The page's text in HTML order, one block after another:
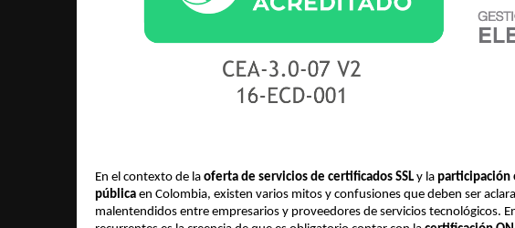
En el contexto de la oferta de servicios de certificados SSLy la participación
pública en Colombia, existen varios mitos y confusiones que deben ser
malentendidos entre empresarios y proveedores de servicios tecnológicos.